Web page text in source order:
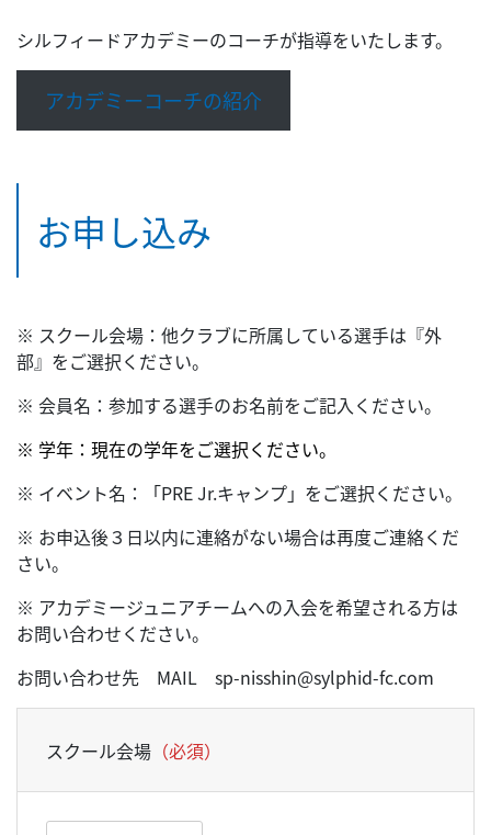
シルフィードアカデミーのコーチが指導をいたします。
アカデミーコーチの紹介
お申し込み
※ スクール会場：他クラブに所属している選手は『外
部』をご選択ください。
※ 会員名：参加する選手のお名前をご記入ください。
※ 学年：現在の学年をご選択ください。
※ イベント名：「PRE Jr.キャンプ」をご選択ください。
※ お申込後３日以内に連絡がない場合は再度ご連絡くだ
さい。
※ アカデミージュニアチームへの入会を希望される方は
お問い合わせください。
お問い合わせ先 MAIL sp-nisshin@sylphid-fc.com
スクール会場（必須）